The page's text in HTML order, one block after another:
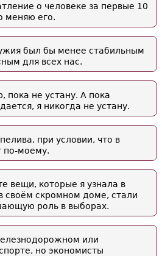
о человеке за первые 10
меняю его.
был бы менее стабильным
для всех нас.
пока не устану. А пока
я никогда не устану.
при условии, что в
по-моему.
вещи, которые я узнала в
своём скромном доме, стали
роль в выборах.
или
но экономисты